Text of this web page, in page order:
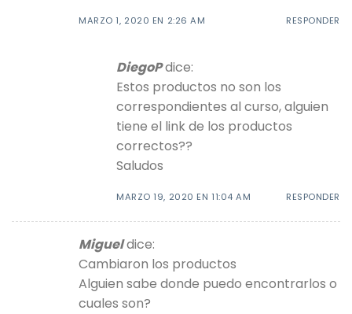
MARZO 1, 2020 EN 2:26 AM RESPONDER
DiegoPdice:
Estos productos no son los
correspondientes al curso, alguien
tiene el link de los productos
correctos??
Saludos
MARZO 19, 2020 EN 11:04 AM RESPONDER
Migueldice:
Cambiaron los productos
Alguien sabe donde puedo encontrarlos o
cuales son?